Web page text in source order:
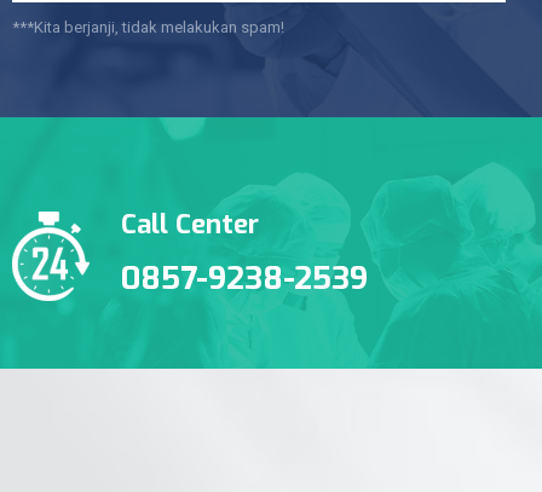
***Kita berjanji, tidak melakukan spam!
Call Center
0857-9238-2539